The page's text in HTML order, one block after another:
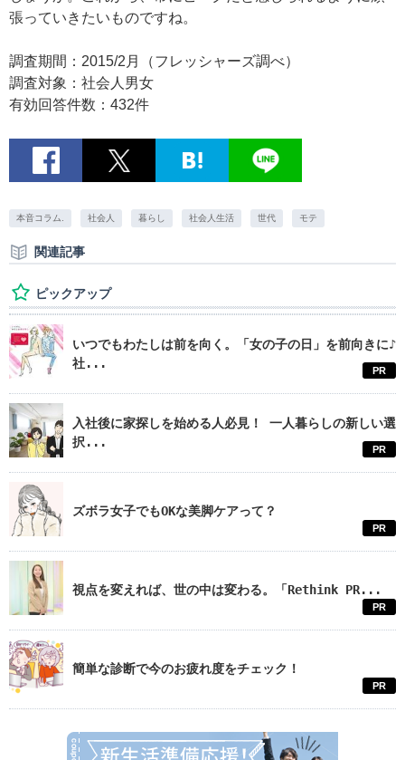
張っていきたいものですね。
調査期間：2015/2月（フレッシャーズ調べ）
調査対象：社会人男女
有効回答件数：432件
本音コラム. 社会人 暮らし 社会人生活 世代 モテ
関連記事
ピックアップ
いつでもわたしは前を向く。「女の子の日」を前向きに♪
社...
PR
入社後に家探しを始める人必見！ 一人暮らしの新しい選
択...
PR
ズボラ女子でもOKな美脚ケアって？
PR
視点を変えれば、世の中は変わる。「Rethink PR...
PR
簡単な診断で今のお疲れ度をチェック！
PR